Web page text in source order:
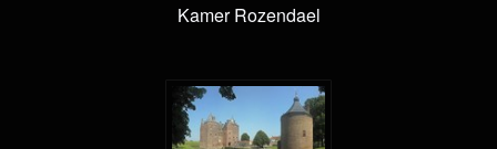
Kamer Rozendael